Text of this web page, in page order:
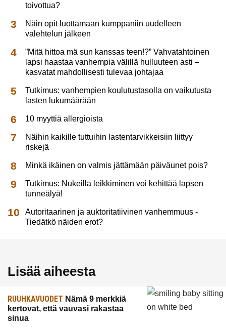
toivottua?
Näin opit luottamaan kumppaniin uudelleen
valehtelun jälkeen
”Mitä hittoa mä sun kanssas teen!?” Vahvatahtoinen
lapsi haastaa vanhempia välillä hulluuteen asti –
kasvatat mahdollisesti tulevaa johtajaa
Tutkimus: vanhempien koulutustasolla on vaikutusta
lasten lukumäärään
10 myyttiä allergioista
Näihin kaikille tuttuihin lastentarvikkeisiin liittyy
riskejä
Minkä ikäinen on valmis jättämään päiväunet pois?
Tutkimus: Nukeilla leikkiminen voi kehittää lapsen
tunneälyä!
Autoritaarinen ja auktoritatiivinen vanhemmuus -
Tiedätkö näiden erot?
Lisää aiheesta
RUUHKAVUODET Nämä 9 merkkiä
kertovat, että vauvasi rakastaa
sinua